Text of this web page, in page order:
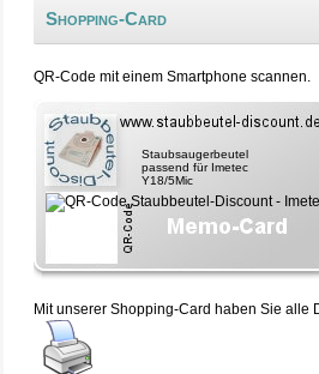
Shopping-Card
QR-Code mit einem Smartphone scannen.
Staubsaugerbeutel
passend für Imetec
Y18/5Mic
Mit unserer Shopping-Card haben Sie alle